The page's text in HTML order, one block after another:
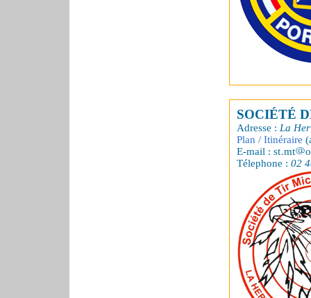
SOCIÉTÉ
Adresse : La
Plan / Itinéraire
E-mail : st mt
Télephone : 02